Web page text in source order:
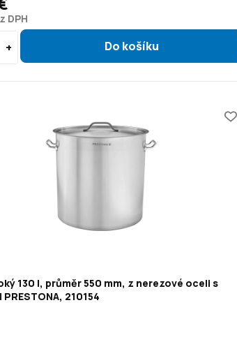
DPH
130 l, průměr 550 mm, z nerezové oceli s
210154